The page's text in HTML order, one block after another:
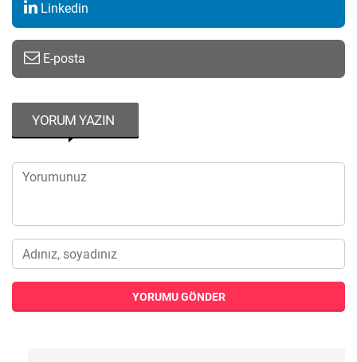
Linkedin
E-posta
YORUM YAZIN
YORUMU GÖNDER